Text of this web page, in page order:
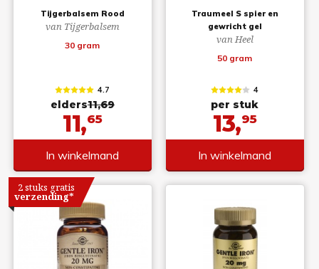
Tijgerbalsem Rood
van Tijgerbalsem
30 gram
4.7
elders11,69
11,65
In winkelmand
Traumeel S spier en
gewricht gel
van Heel
50 gram
4
per stuk
13,95
In winkelmand
2 stuks gratis
verzending*